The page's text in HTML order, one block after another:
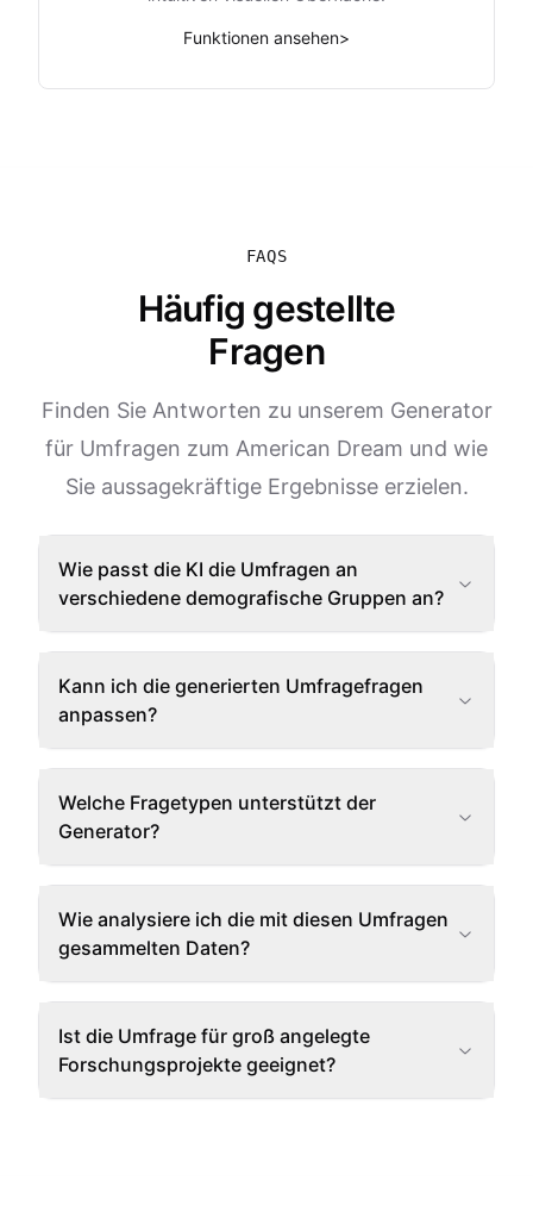
Funktionen ansehen>
FAQS
Häufig gestellte
Fragen
Finden Sie Antworten zu unserem Generator
für Umfragen zum American Dream und wie
Sie aussagekräftige Ergebnisse erzielen.
Wie passt die KI die Umfragen an
verschiedene demografische Gruppen an?
Kann ich die generierten Umfragefragen
anpassen?
Welche Fragetypen unterstützt der
Generator?
Wie analysiere ich die mit diesen Umfragen
gesammelten Daten?
Ist die Umfrage für groß angelegte
Forschungsprojekte geeignet?